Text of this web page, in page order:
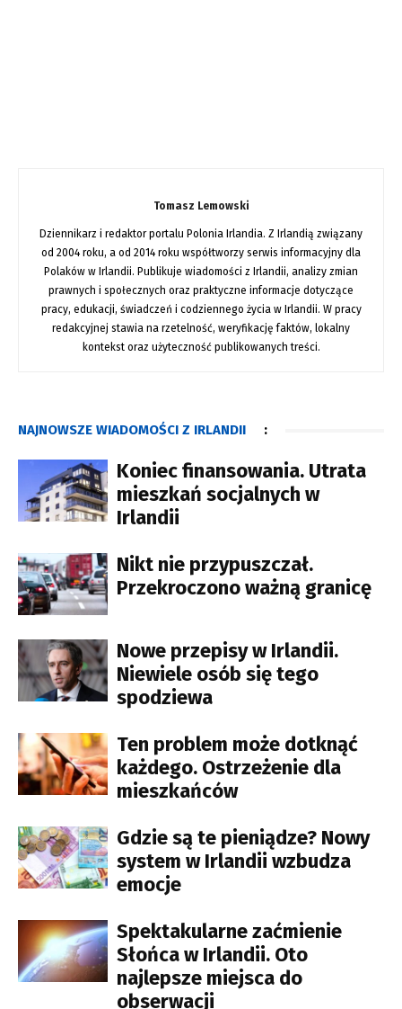
Tomasz Lemowski
Dziennikarz i redaktor portalu Polonia Irlandia. Z Irlandią związany
od 2004 roku, a od 2014 roku współtworzy serwis informacyjny dla
Polaków w Irlandii. Publikuje wiadomości z Irlandii, analizy zmian
prawnych i społecznych oraz praktyczne informacje dotyczące
pracy, edukacji, świadczeń i codziennego życia w Irlandii. W pracy
redakcyjnej stawia na rzetelność, weryfikację faktów, lokalny
kontekst oraz użyteczność publikowanych treści.
NAJNOWSZE WIADOMOŚCI Z IRLANDII :
Koniec finansowania. Utrata
mieszkań socjalnych w
Irlandii
Nikt nie przypuszczał.
Przekroczono ważną granicę
Nowe przepisy w Irlandii.
Niewiele osób się tego
spodziewa
Ten problem może dotknąć
każdego. Ostrzeżenie dla
mieszkańców
Gdzie są te pieniądze? Nowy
system w Irlandii wzbudza
emocje
Spektakularne zaćmienie
Słońca w Irlandii. Oto
najlepsze miejsca do
obserwacji